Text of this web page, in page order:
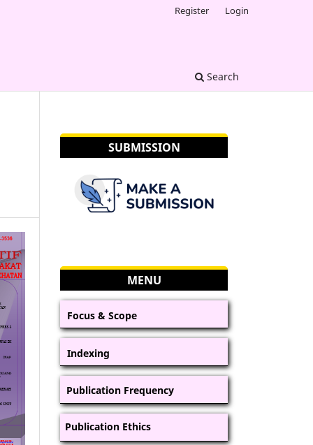
Search
Register Login
SUBMISSION
MENU
Focus & Scope
Indexing
Publication Frequency
Publication Ethics